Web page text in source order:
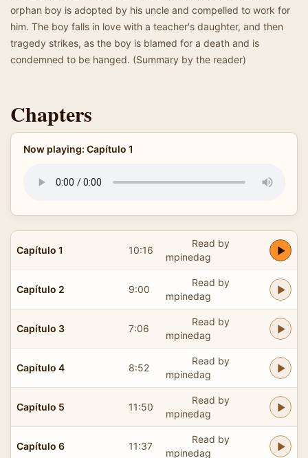
orphan boy is adopted by his uncle and compelled to work for
him. The boy falls in love with a teacher's daughter, and then
tragedy strikes, as the boy is blamed for a death and is
condemned to be hanged. (Summary by the reader)
Chapters
Now playing: Capítulo 1
Capítulo 1 10:16
Read by
mpinedag
Capítulo 2 9:00
Read by
mpinedag
Capítulo 3 7:06
Read by
mpinedag
Capítulo 4 8:52
Read by
mpinedag
Capítulo 5 11:50
Read by
mpinedag
Capítulo 6 11:37
Read by
mpinedag